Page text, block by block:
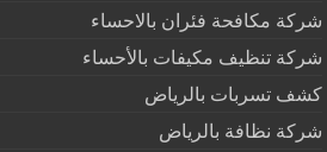
شركة مكافحة فئران بالاحساء
شركة تنظيف مكيفات بالأحساء
كشف تسربات بالرياض
شركة نظافة بالرياض